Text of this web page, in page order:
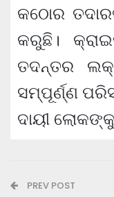
କଠୋର
କରୁଛି।
ତଦନ୍ତର
ସମ୍ପୂର୍ଣ୍ଣ
ଦାୟୀ ଲୋକଙ୍କୁ
PREV POST